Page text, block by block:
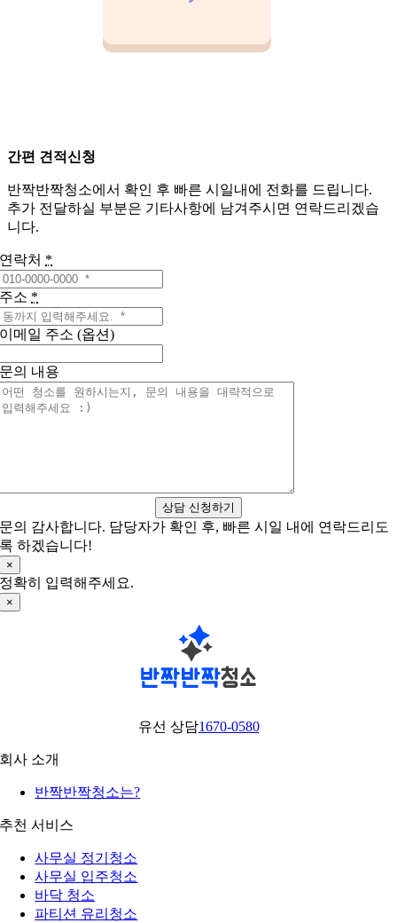
간편 견적신청
반짝반짝청소에서 확인 후 빠른 시일내에 전화를 드립니다.
추가 전달하실 부분은 기타사항에 남겨주시면 연락드리겠습
니다.
연락처 *
주소 *
이메일 주소 (옵션)
문의 내용
상담 신청하기
문의 감사합니다. 담당자가 확인 후, 빠른 시일 내에 연락드리도
록 하겠습니다!
×
정확히 입력해주세요.
×
유선 상담1670-0580
회사 소개
반짝반짝청소는?
추천 서비스
사무실 정기청소
사무실 입주청소
바닥 청소
파티션 유리청소